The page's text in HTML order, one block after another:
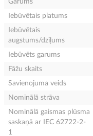
Iebūvētais platums
Iebūvētais
augstums/dziļums
Iebūvēts garums
Fāžu skaits
Savienojuma veids
Nominālā strāva
Nominālā gaismas plūsma
saskaņā ar IEC 62722-2-
1